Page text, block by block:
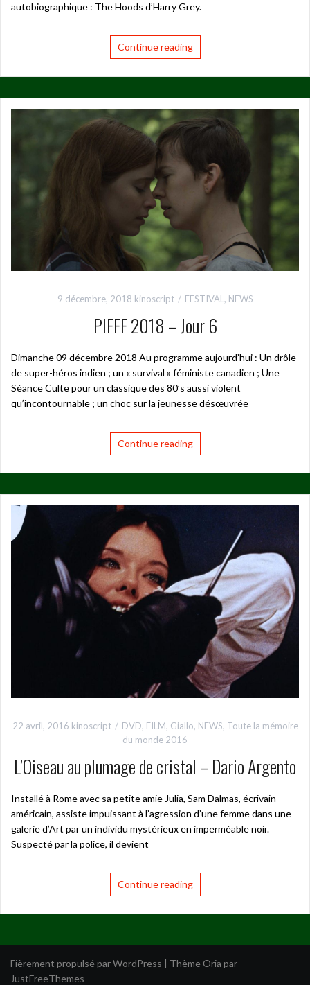
autobiographique : The Hoods d’Harry Grey.
Continue reading
9 décembre, 2018 kinoscript FESTIVAL , NEWS
PIFFF 2018 – Jour 6
Dimanche 09 décembre 2018 Au programme aujourd’hui : Un drôle
de super-héros indien ; un « survival » féministe canadien ; Une
Séance Culte pour un classique des 80’s aussi violent
qu’incontournable ; un choc sur la jeunesse désœuvrée
Continue reading
22 avril, 2016 kinoscript DVD, FILM, Giallo, NEWS, Toute la mémoire
du monde 2016
L’Oiseau au plumage de cristal – Dario Argento
Installé à Rome avec sa petite amie Julia, Sam Dalmas, écrivain
américain, assiste impuissant à l’agression d’une femme dans une
galerie d’Art par un individu mystérieux en imperméable noir.
Suspecté par la police, il devient
Continue reading
Fièrement propulsé par WordPress Thème Oria par
JustFreeThemes